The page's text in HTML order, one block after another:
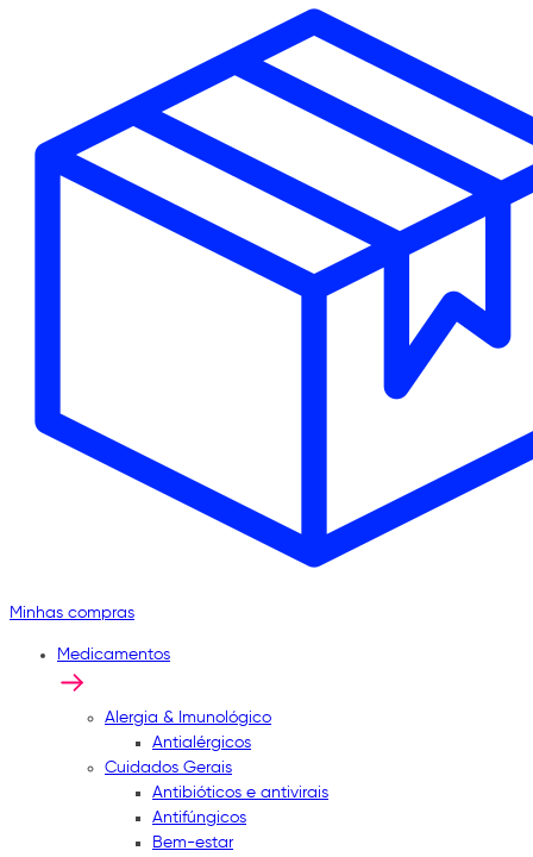
Minhas compras
Medicamentos
Alergia & Imunológico
Antialérgicos
Cuidados Gerais
Antibióticos e antivirais
Antifúngicos
Bem-estar